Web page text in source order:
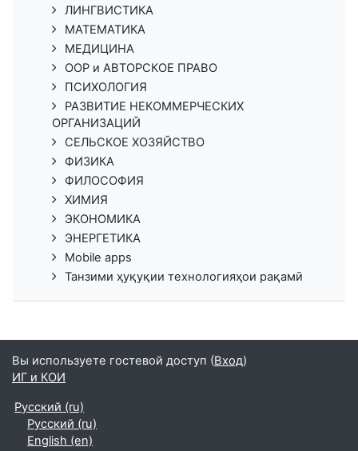
ЛИНГВИСТИКА
МАТЕМАТИКА
МЕДИЦИНА
ООР и АВТОРСКОЕ ПРАВО
ПСИХОЛОГИЯ
РАЗВИТИЕ НЕКОММЕРЧЕСКИХ
ОРГАНИЗАЦИЙ
СЕЛЬСКОЕ ХОЗЯЙСТВО
ФИЗИКА
ФИЛОСОФИЯ
ХИМИЯ
ЭКОНОМИКА
ЭНЕРГЕТИКА
Mobile apps
Танзими ҳуқуқии технологияҳои рақамӣ
Вы используете гостевой доступ (Вход)
ИГ и КОИ
Русский ‎(ru)‎
Русский ‎(ru)‎
English ‎(en)‎